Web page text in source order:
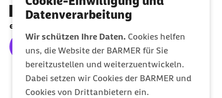
Datenverarbeitung
Wir schützen Ihre Daten. Cookies helfen
uns, die Website der BARMER für Sie
bereitzustellen und weiterzuentwickeln.
Dabei setzen wir Cookies der BARMER und
Cookies von Drittanbietern ein.
Jede Woche Rückmeldung von einer Psychologin
erhalten
Mehr erfahren & anmelden